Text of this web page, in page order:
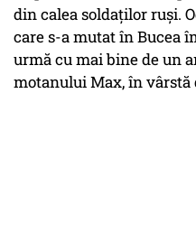
din calea soldaților ruși.
care s-a mutat în Bucea
urmă cu mai bine de un
motanului Max, în vârstă